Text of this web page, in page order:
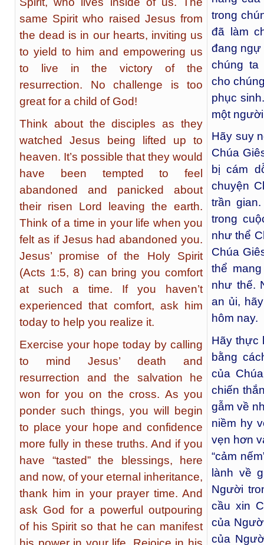
same Spirit who raised Jesus from
the dead is in our hearts, inviting us
to yield to him and empowering us
to live in the victory of the
resurrection. No challenge is too
great for a child of God!
Think about the disciples as they
watched Jesus being lifted up to
heaven. It’s possible that they would
have been tempted to feel
abandoned and panicked about
their risen Lord leaving the earth.
Think of a time in your life when you
felt as if Jesus had abandoned you.
Jesus’ promise of the Holy Spirit
(Acts 1:5, 8) can bring you comfort
at such a time. If you haven’t
experienced that comfort, ask him
today to help you realize it.
Exercise your hope today by calling
to mind Jesus’ death and
resurrection and the salvation he
won for you on the cross. As you
ponder such things, you will begin
to place your hope and confidence
more fully in these truths. And if you
have “tasted” the blessings, here
and now, of your eternal inheritance,
thank him in your prayer time. And
ask God for a powerful outpouring
of his Spirit so that he can manifest
trong
đã làm
đang ngự
chúng ta
cho
phục
một
Hãy suy
Chúa
bị cám
chuyện
trần
trong
như thể
Chúa
thể
như thế.
an ủi,
hôm nay.
Hãy thực
bằng
của
chiến
gẫm về
niềm hy
vẹn hơn
“cảm
lành về
Người
cầu xin
của
của